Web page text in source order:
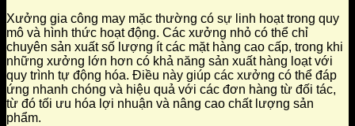
Xưởng gia công may mặc thường có sự linh hoạt trong quy
mô và hình thức hoạt động. Các xưởng nhỏ có thể chỉ
chuyên sản xuất số lượng ít các mặt hàng cao cấp, trong khi
những xưởng lớn hơn có khả năng sản xuất hàng loạt với
quy trình tự động hóa. Điều này giúp các xưởng có thể đáp
ứng nhanh chóng và hiệu quả với các đơn hàng từ đối tác,
từ đó tối ưu hóa lợi nhuận và nâng cao chất lượng sản
phẩm.